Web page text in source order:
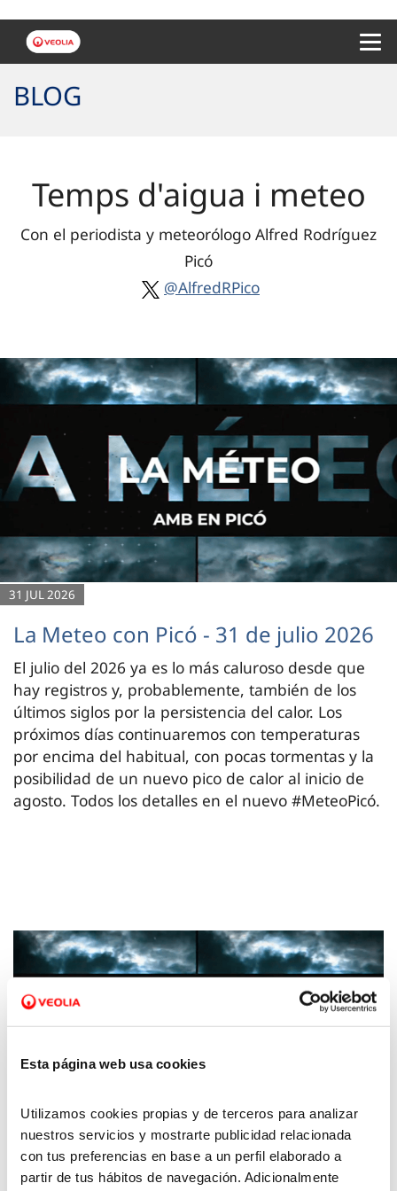
Esta página web usa cookies
Utilizamos cookies propias y de terceros para analizar
nuestros servicios y mostrarte publicidad relacionada
con tus preferencias en base a un perfil elaborado a
partir de tus hábitos de navegación. Adicionalmente
BLOG
Temps d'aigua i meteo
Con el periodista y meteorólogo Alfred Rodríguez
Picó
@AlfredRPico
31 JUL 2026
La Meteo con Picó - 31 de julio 2026
El julio del 2026 ya es lo más caluroso desde que
hay registros y, probablemente, también de los
últimos siglos por la persistencia del calor. Los
próximos días continuaremos con temperaturas
por encima del habitual, con pocas tormentas y la
posibilidad de un nuevo pico de calor al inicio de
agosto. Todos los detalles en el nuevo #MeteoPicó.
29 AGO 2025
La Meteo con Picó - 29 de agosto de 2025